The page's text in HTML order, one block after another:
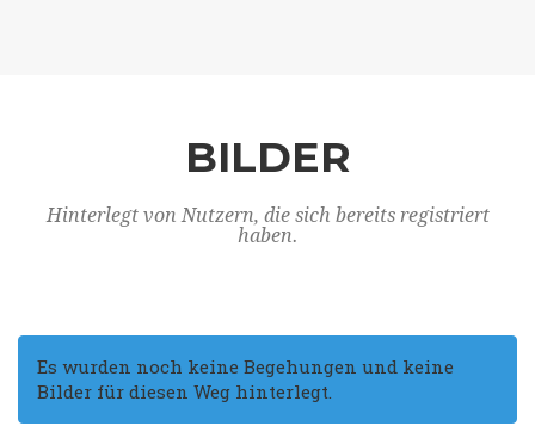
BILDER
Hinterlegt von Nutzern, die sich bereits registriert
haben.
Es wurden noch keine Begehungen und keine
Bilder für diesen Weg hinterlegt.